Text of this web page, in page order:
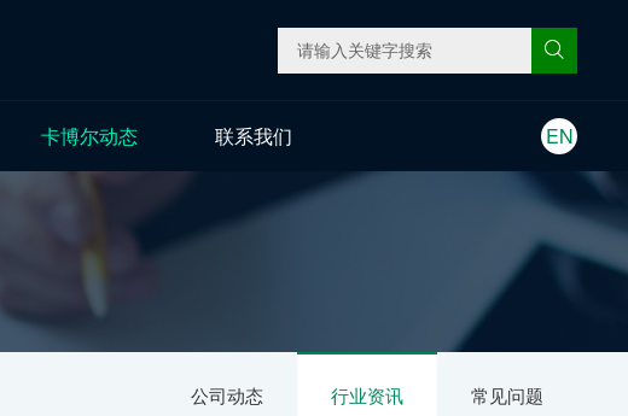
卡博尔动态 联系我们 EN
公司动态 行业资讯 常见问题